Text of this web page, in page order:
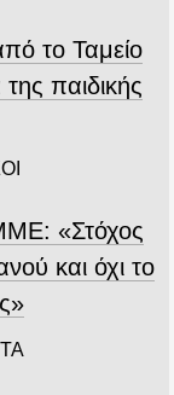
το Ταμείο
παιδικής
«Στόχος
και όχι το